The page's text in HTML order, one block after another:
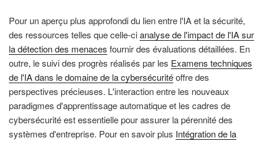
Pour un aperçu plus approfondi du lien entre l'IA et la sécurité,
des ressources telles que celle-cianalyse de l'impact de l'IA sur
la détection des menaces fournir des évaluations détaillées. En
outre, le suivi des progrès réalisés par les Examens techniques
de l'IA dans le domaine de la cybersécuritéoffre des
perspectives précieuses. L'interaction entre les nouveaux
paradigmes d'apprentissage automatique et les cadres de
cybersécurité est essentielle pour assurer la pérennité des
systèmes d'entreprise. Pour en savoir plus Intégration de la